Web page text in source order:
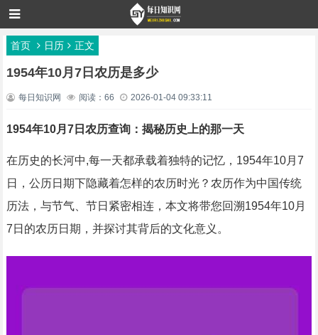
首页 日历 正文
1954年10月7日农历是多少
每日知识网 阅读：66 2026-01-04 09:33:11
1954年10月7日农历查询：揭秘历史上的那一天
在历史的长河中,每一天都承载着独特的记忆，1954年10月7
日，公历日期下隐藏着怎样的农历时光？农历作为中国传统
历法，与节气、节日紧密相连，本文将带您回溯1954年10月
7日的农历日期，并探讨其背后的文化意义。